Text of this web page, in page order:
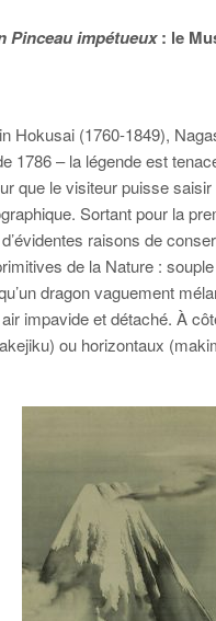
Pinceau impétueux: le
Hokusai (1760-1849),
1786 – la légende est
que le visiteur puisse
Sortant pour la
raisons de
de la Nature :
dragon vaguement
impavide et détaché. À
ou horizontaux